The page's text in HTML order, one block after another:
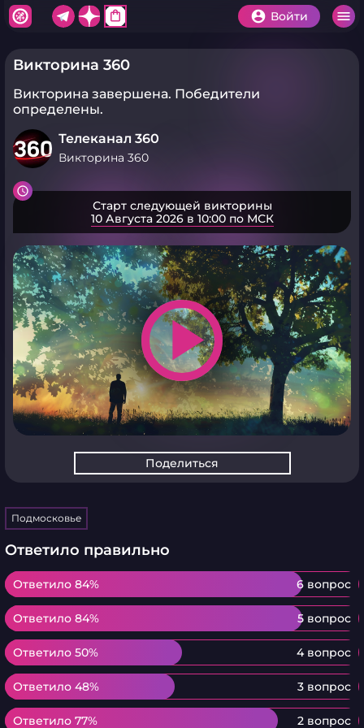
shopping_bag Войти
Викторина 360
Викторина завершена. Победители
определены.
Телеканал 360
Викторина 360
Старт следующей викторины
10 Августа 2026 в 10:00 по МСК
play_arrow
Поделиться
Подмосковье
Ответило правильно
Ответило 84% 6 вопрос
Ответило 84%
Ответило 84% 5 вопрос
Ответило 84%
Ответило 50% 4 вопрос
Ответило 50%
Ответило 48% 3 вопрос
Ответило 48%
Ответило 77% 2 вопрос
Ответило 77%